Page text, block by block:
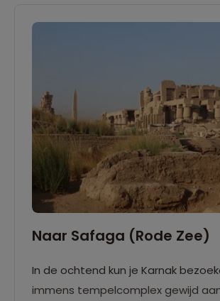
Naar Safaga (Rode Zee)
In de ochtend kun je Karnak
immens tempelcomplex gewijd